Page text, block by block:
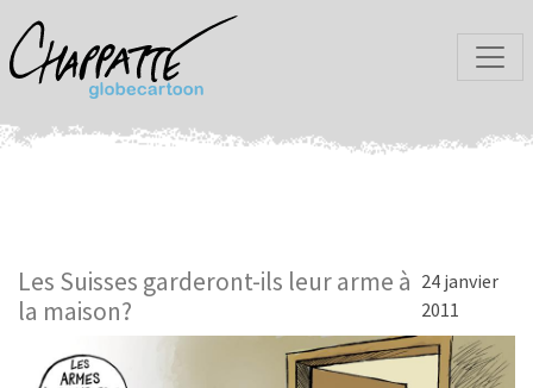
Les Suisses garderont-ils leur arme à
la maison?
24 janvier
2011